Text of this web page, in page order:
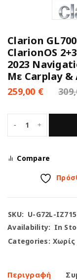
Clarion
ClarionOS
2023
Με Carplay
259,00 €
Compare
SKU: U-G72L-IZ715
Availability: In
Categories: Χωρίς
Περιγραφή